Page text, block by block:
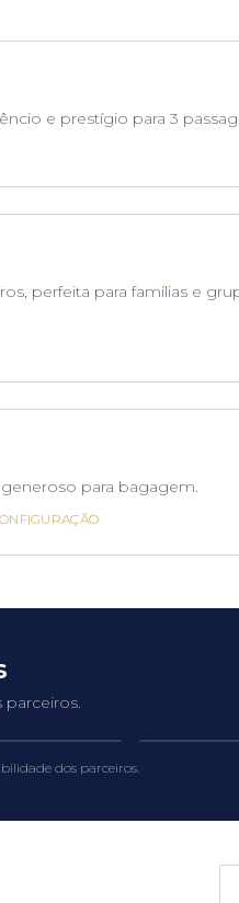
e prestígio para 3
perfeita para famílias e
para bagagem.
parceiros.
dos parceiros.